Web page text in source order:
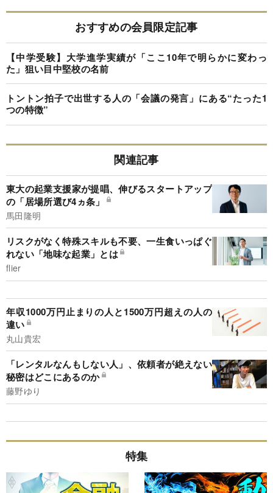
おすすめの会員限定記事
【中学受験】大学進学実績が「ここ10年で明らかに変わっ
た」狙い目中堅校の名前
トントン拍子で出世する人の「会議の発言」にある“たった1
つの特徴”
関連記事
東大の起業支援家が提唱、伸びるスタートアップ
の「居場所選び4ヵ条」
馬田隆明
リスクがなく特殊スキルも不要、一生食いっぱぐ
れない「地味な起業」とは
flier
年収1000万円止まりの人と1500万円超えの人の
違い
丸山貴宏
「レンタルなんもしない人」、依頼者が絶えない
秘密はどこにあるのか
藤野ゆり
特集